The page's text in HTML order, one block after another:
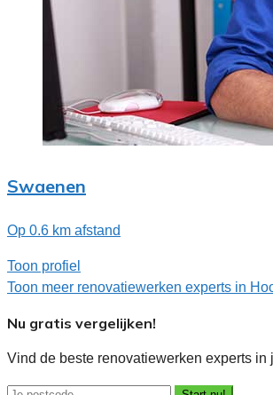
Swaenen
Op 0.6 km afstand
Toon profiel
Toon meer renovatiewerken experts in
Nu gratis vergelijken!
Vind de beste renovatiewerken experts in